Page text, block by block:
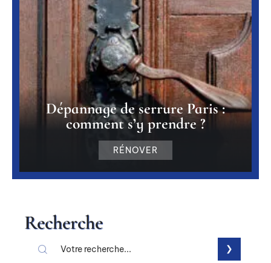
Dépannage de serrure Paris :
comment s’y prendre ?
RÉNOVER
Recherche